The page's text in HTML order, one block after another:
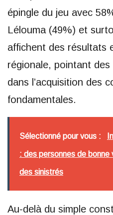
épingle du jeu avec
Lélouma (49%) et
affichent des résultats
régionale, pointant
dans l’acquisition des
fondamentales.
Sélectionné pour vous :
: des personnes de
des sinistrés
Au-delà du simple